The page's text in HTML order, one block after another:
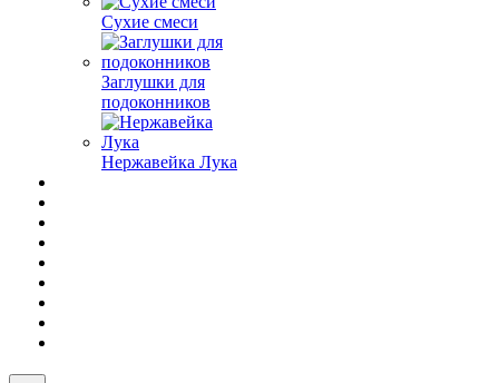
Сухие смеси
Заглушки для
подоконников
Нержавейка Лука